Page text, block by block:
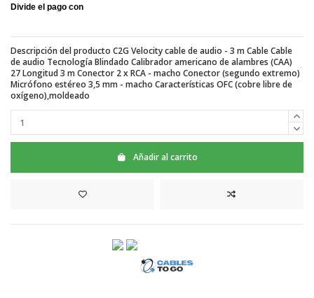
Descripción del producto C2G Velocity cable de audio - 3 m Cable Cable
de audio Tecnología Blindado Calibrador americano de alambres (CAA)
27 Longitud 3 m Conector 2 x RCA - macho Conector (segundo extremo)
Micrófono estéreo 3,5 mm - macho Características OFC (cobre libre de
oxígeno),moldeado
Añadir al carrito